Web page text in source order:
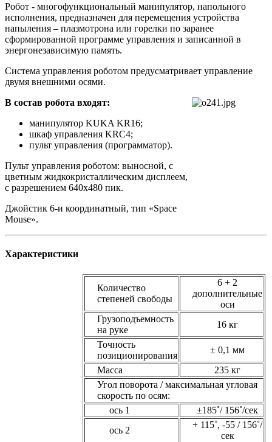
Робот - многофункциональный манипулятор, напольного
исполнения, предназначен для перемещения устройства
напыления – плазмотрона или горелки по заранее
сформированной программе управления и записанной в
энергонезависимую память.
Система управления роботом предусматривает управление
двумя внешними осями.
В состав робота входят:
манипулятор KUKA KR16;
шкаф управления KRC4;
пульт управления (программатор).
Пульт управления роботом: выносной, с
цветным жидкокристаллическим дисплеем,
с разрешением 640х480 пик.
Джойстик 6-и координатный, тип «Space
Mouse».
Характеристики
Количество
степеней свободы
6 + 2
дополнительные
оси
Грузоподъемность
на руке
16 кг
Точность
позиционирования
± 0,1 мм
Масса
235 кг
Угол поворота / максимальная угловая
скорость по осям:
ось 1
±185˚/ 156˚/сек
ось 2
+ 115˚, -55 / 156˚/
сек